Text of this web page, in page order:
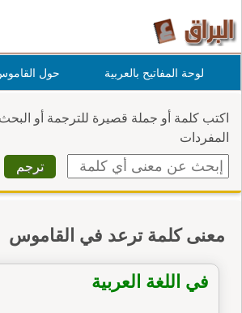
لوحة المفاتيح بالعربية حول
اكتب كلمة أو جملة قصيرة للترجمة أو
المفردات
معنى كلمة ترعد في القاموس
في اللغة العربية